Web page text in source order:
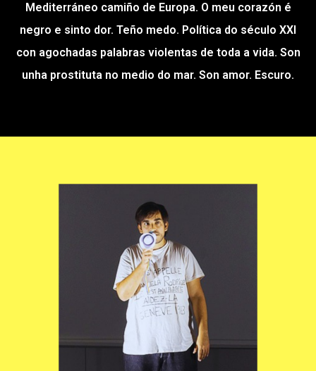
Mediterráneo camiño de Europa. O meu corazón é
negro e sinto dor. Teño medo. Política do século XXI
con agochadas palabras violentas de toda a vida. Son
unha prostituta no medio do mar. Son amor. Escuro.